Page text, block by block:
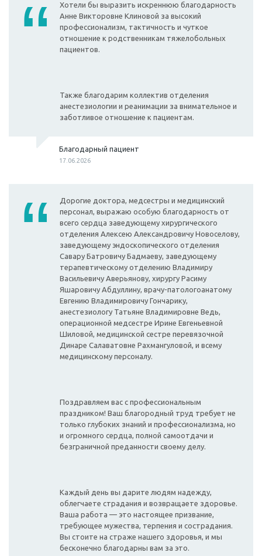
Хотели бы выразить искреннюю благодарность
Анне Викторовне Клиновой за высокий
профессионализм, тактичность и чуткое
отношение к родственникам тяжелобольных
пациентов.
Также благодарим коллектив отделения
анестезиологии и реанимации за внимательное и
заботливое отношение к пациентам.
Благодарный пациент
17.06.2026
Дорогие доктора, медсестры и медицинский
персонал, выражаю особую благодарность от
всего сердца заведующему хирургического
отделения Алексею Александровичу Новоселову,
заведующему эндоскопического отделения
Савару Батровичу Бадмаеву, заведующему
терапевтическому отделению Владимиру
Васильевичу Аверьянову, хирургу Расиму
Яшаровичу Абдуллину, врачу-патологоанатому
Евгению Владимировичу Гончарику,
анестезиологу Татьяне Владимировне Ведь,
операционной медсестре Ирине Евгеньевной
Шиловой, медицинской сестре перевязочной
Динаре Салаватовне Рахмангуловой, и всему
медицинскому персоналу.
Поздравляем вас с профессиональным
праздником! Ваш благородный труд требует не
только глубоких знаний и профессионализма, но
и огромного сердца, полной самоотдачи и
безграничной преданности своему делу.
Каждый день вы дарите людям надежду,
облегчаете страдания и возвращаете здоровье.
Ваша работа — это настоящее призвание,
требующее мужества, терпения и сострадания.
Вы стоите на страже нашего здоровья, и мы
бесконечно благодарны вам за это.